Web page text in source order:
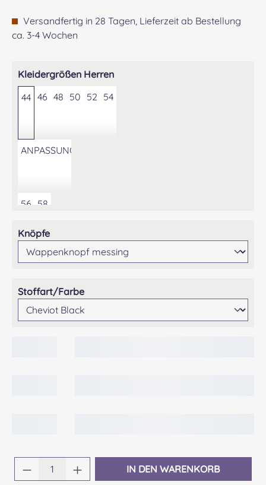
Versandfertig in 28 Tagen, Lieferzeit ab Bestellung
ca. 3-4 Wochen
Kleidergrößen Herrenauswählen
44 46 48 50 52 54
ANPASSUNG DER KONFEKTIONSGRÖSSE AUF
56 58
Knöpfeauswählen
Stoffart/Farbeauswählen
Produkt Anzahl: Gib den gewünschten
IN DEN WARENKORB